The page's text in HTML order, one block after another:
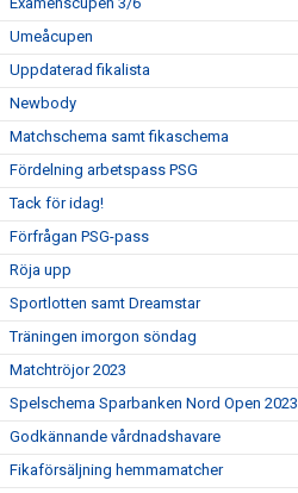
Umeåcupen
Uppdaterad fikalista
Newbody
Matchschema samt fikaschema
Fördelning arbetspass PSG
Tack för idag!
Förfrågan PSG-pass
Röja upp
Sportlotten samt Dreamstar
Träningen imorgon söndag
Matchtröjor 2023
Spelschema Sparbanken Nord Open 2023
Godkännande vårdnadshavare
Fikaförsäljning hemmamatcher